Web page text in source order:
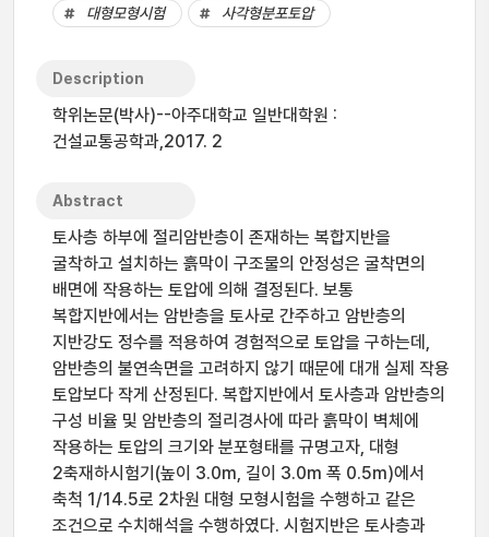
대형모형시험
사각형분포토압
Description
학위논문(박사)--아주대학교 일반대학원 :
건설교통공학과,2017. 2
Abstract
토사층 하부에 절리암반층이 존재하는 복합지반을
굴착하고 설치하는 흙막이 구조물의 안정성은 굴착면의
배면에 작용하는 토압에 의해 결정된다. 보통
복합지반에서는 암반층을 토사로 간주하고 암반층의
지반강도 정수를 적용하여 경험적으로 토압을 구하는데,
암반층의 불연속면을 고려하지 않기 때문에 대개 실제 작용
토압보다 작게 산정된다. 복합지반에서 토사층과 암반층의
구성 비율 및 암반층의 절리경사에 따라 흙막이 벽체에
작용하는 토압의 크기와 분포형태를 규명고자, 대형
2축재하시험기(높이 3.0m, 길이 3.0m 폭 0.5m)에서
축척 1/14.5로 2차원 대형 모형시험을 수행하고 같은
조건으로 수치해석을 수행하였다. 시험지반은 토사층과